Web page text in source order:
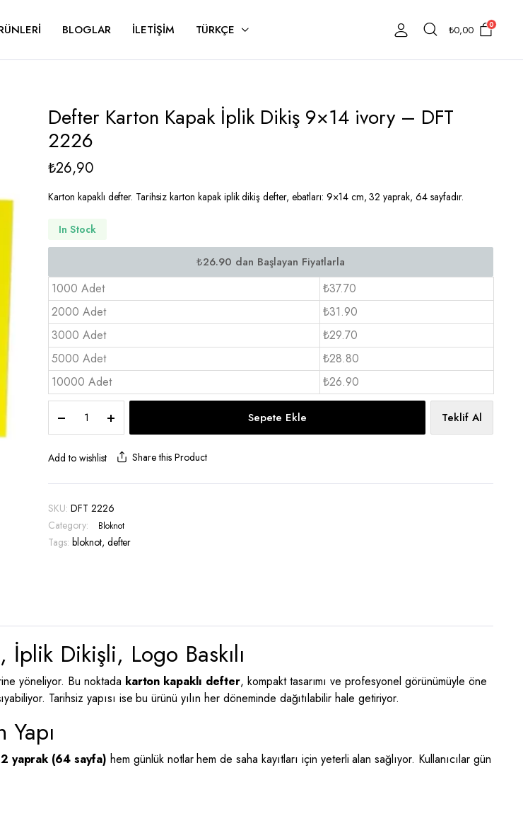
BLOGLAR İLETIŞIM TÜRKÇE ₺0,00 0
Defter Karton Kapak İplik Dikiş 9×14 ivory – DFT
2226
₺26,90
Karton kapaklı defter. Tarihsiz karton kapak iplik dikiş defter, ebatları: 9×14 cm, 32 yaprak, 64 sayfadır.
In Stock
1000 Adet
₺37.70
2000 Adet
₺31.90
3000 Adet
₺29.70
5000 Adet
₺28.80
10000 Adet
₺26.90
Karton
Kapak
İplik
9×14
-
DFT
2226
Sepete Ekle Teklif Al
Add to wishlist Share this Product
SKU: DFT 2226
Category:
Bloknot
Tags: bloknot, defter
Dikişli, Logo Baskılı
yöneliyor. Bu noktada karton kapaklı defter, kompakt tasarımı ve profesyonel görünümüyle öne
Tarihsiz yapısı ise bu ürünü yılın her döneminde dağıtılabilir hale getiriyor.
yaprak (64 sayfa) hem günlük notlar hem de saha kayıtları için yeterli alan sağlıyor. Kullanıcılar gün